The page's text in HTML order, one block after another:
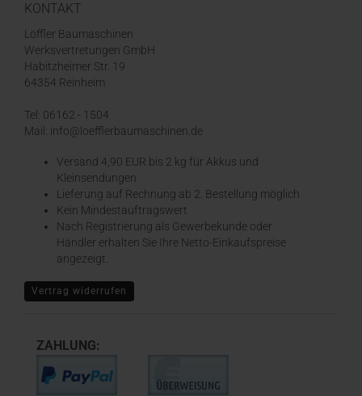
KONTAKT
Löffler Baumaschinen
Werksvertretungen GmbH
Habitzheimer Str. 19
64354 Reinheim
Tel: 06162 - 1504
Mail: info@loefflerbaumaschinen.de
Versand 4,90 EUR bis 2 kg für Akkus und
Kleinsendungen
​Lieferung auf Rechnung ab 2. Bestellung möglich
Kein Mindestauftragswert
Nach Registrierung als Gewerbekunde oder
Händler erhalten Sie Ihre Netto-Einkaufspreise
angezeigt.
Vertrag widerrufen
ZAHLUNG: